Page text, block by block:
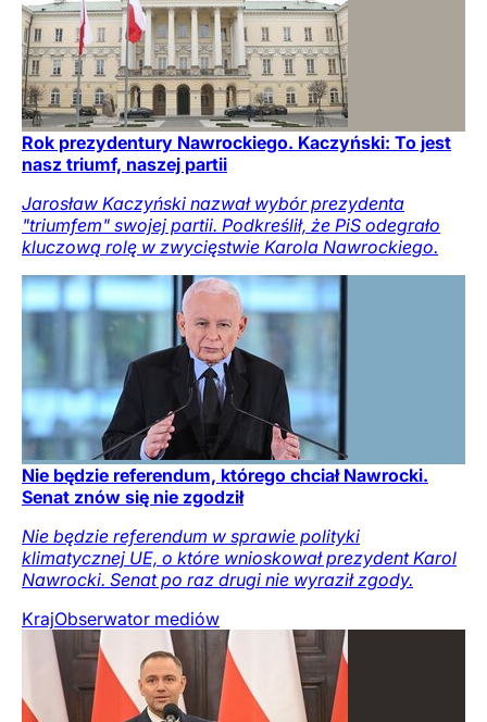
Rok prezydentury Nawrockiego. Kaczyński: To jest
nasz triumf, naszej partii
Jarosław Kaczyński nazwał wybór prezydenta
"triumfem" swojej partii. Podkreślił, że PiS odegrało
kluczową rolę w zwycięstwie Karola Nawrockiego.
Nie będzie referendum, którego chciał Nawrocki.
Senat znów się nie zgodził
Nie będzie referendum w sprawie polityki
klimatycznej UE, o które wnioskował prezydent Karol
Nawrocki. Senat po raz drugi nie wyraził zgody.
KrajObserwator mediów